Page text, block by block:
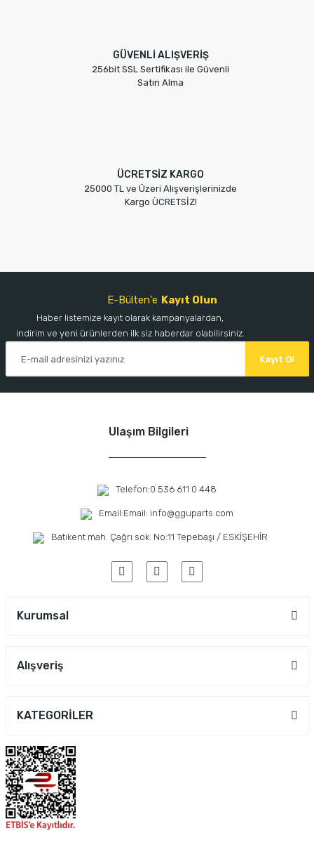
GÜVENLİ ALIŞVERİŞ
256bit SSL Sertifikası ile Güvenli
Satın Alma
ÜCRETSİZ KARGO
25000 TL ve Üzeri Alışverişlerinizde
Kargo ÜCRETSİZ!
E-Bülten'e Kayıt Olun
Haber listemize kayıt olarak kampanyalardan,
indirim ve yeni ürünlerden ilk siz haberdar olabilirsiniz.
Kayıt Ol
Ulaşım Bilgileri
Telefon:0 536 611 0 448
Email:Email: info@gguparts.com
Batıkent mah. Çağrı sok. No:11 Tepebaşı / ESKİŞEHİR
Kurumsal
Alışveriş
KATEGORİLER